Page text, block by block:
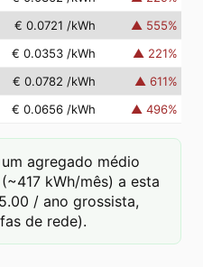
€ 0.0721 /kWh ▲ 555%
€ 0.0353 /kWh ▲ 221%
€ 0.0782 /kWh ▲ 611%
€ 0.0656 /kWh ▲ 496%
agregado médio
kWh/mês) a esta
/ ano grossista,
de rede).